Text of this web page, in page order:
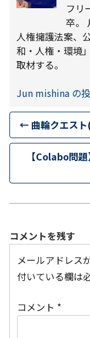
フリ
卒。
人権擁護法案、
和・人権・環境
取材する。
Jun mishina の
← 曲輪クエス
【Colabo問
コメントを残す
メールアドレス
付いている欄は
コメント *